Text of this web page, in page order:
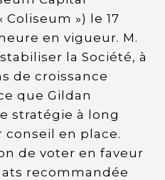
Coliseum ») le 17
en vigueur. M.
la Société, à
de croissance
que Gildan
stratégie à long
en place.
de voter en faveur
recommandée